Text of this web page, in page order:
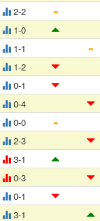
2-2
=
1-0
1-1
=
1-2
0-1
0-4
0-0
=
2-3
3-1
0-3
0-1
3-1